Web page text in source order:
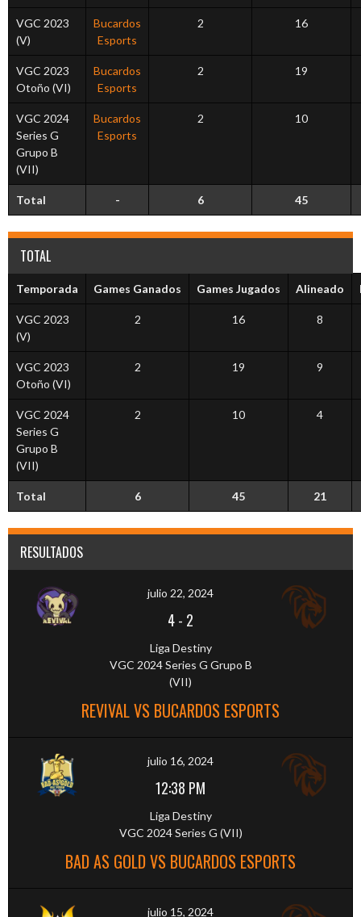
VGC 2023
(V)
Bucardos
Esports
2 16
VGC 2023
Otoño (VI)
Bucardos
Esports
2 19
VGC 2024
Series G
Grupo B
(VII)
Bucardos
Esports
2 10
Total - 6 45
TOTAL
Temporada Games Ganados Games Jugados Alineado
VGC 2023
(V)
2 16 8
VGC 2023
Otoño (VI)
2 19 9
VGC 2024
Series G
Grupo B
(VII)
2 10 4
Total 6 45 21
RESULTADOS
julio 22, 2024
4- 2
Liga Destiny
VGC 2024 Series G Grupo B
(VII)
REVIVAL VS BUCARDOS ESPORTS
julio 16, 2024
12:38 PM
Liga Destiny
VGC 2024 Series G (VII)
BAD AS GOLD VS BUCARDOS ESPORTS
julio 15, 2024